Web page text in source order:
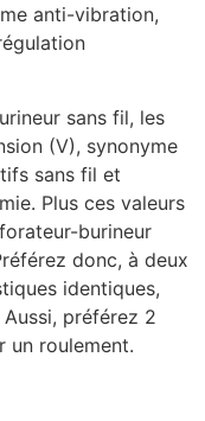
anti-vibration,
sans fil, les
(V), synonyme
sans fil et
Plus ces valeurs
burineur
donc, à deux
identiques,
Aussi, préférez 2
un roulement.